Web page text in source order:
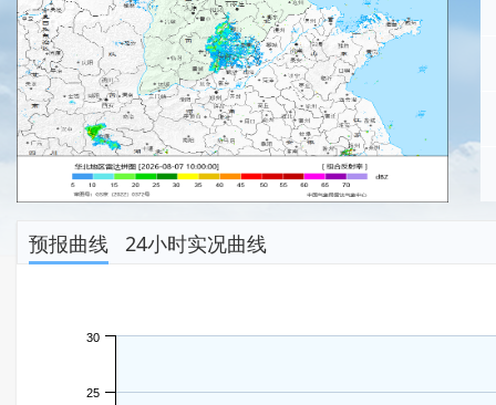
预报曲线 24小时实况曲线
25
30